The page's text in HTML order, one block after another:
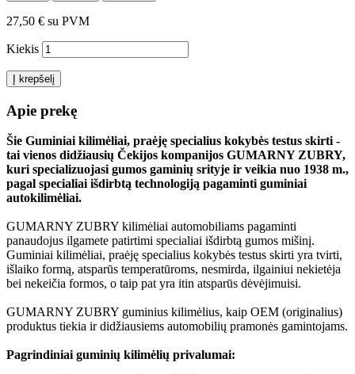
27,50 € su PVM
Kiekis
Į krepšelį
Apie prekę
Šie Guminiai kilimėliai, praėję specialius kokybės testus skirti -
tai vienos didžiausių Čekijos kompanijos GUMARNY ZUBRY,
kuri specializuojasi gumos gaminių srityje ir veikia nuo 1938 m.,
pagal specialiai išdirbtą technologiją pagaminti guminiai
autokilimėliai.
GUMARNY ZUBRY kilimėliai automobiliams pagaminti
panaudojus ilgamete patirtimi specialiai išdirbtą gumos mišinį.
Guminiai kilimėliai, praėję specialius kokybės testus skirti yra tvirti,
išlaiko formą, atsparūs temperatūroms, nesmirda, ilgainiui nekietėja
bei nekeičia formos, o taip pat yra itin atsparūs dėvėjimuisi.
GUMARNY ZUBRY guminius kilimėlius, kaip OEM (originalius)
produktus tiekia ir didžiausiems automobilių pramonės gamintojams.
Pagrindiniai guminių kilimėlių privalumai: